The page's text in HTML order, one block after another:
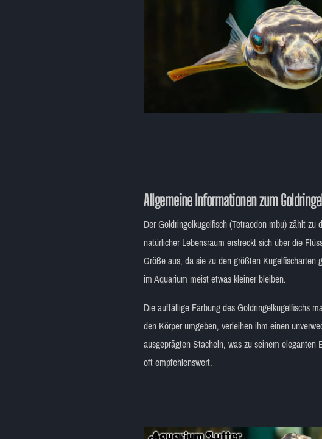
Allgemeine Informationen zum
Der Goldringelkugelfisch (Tetraodon mbu) zählt
natürlicher Lebensraum erstreckt sich über die
Größe aus, da sie zu den größten
im Aquarium meist etwas kleiner bleiben.
Die auffällige Färbung des Goldringelkugelfischs
den Körper umgeben, verleihen ihm einen
ausgeprägten Stacheln, was zu seinem
oft empfehlenswert.